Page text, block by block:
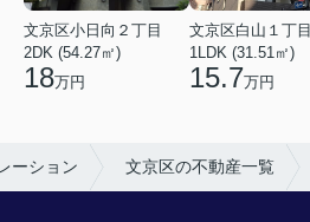
文京区小日向２丁目
2DK (54.27㎡)
18万円
文京区白山１丁目
1LDK (31.51㎡)
15.7万円
ーション 文京区の不動産一覧